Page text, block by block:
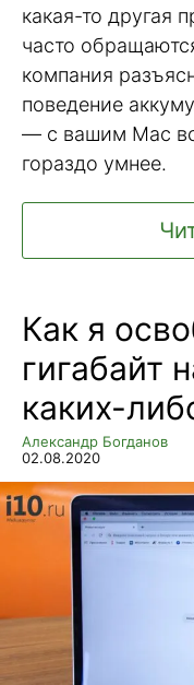
какая-то другая
часто
компания
поведение
— с вашим Mac
гораздо умнее.
Как я
гигабайт
каких-
Александр Богданов
02.08.2020